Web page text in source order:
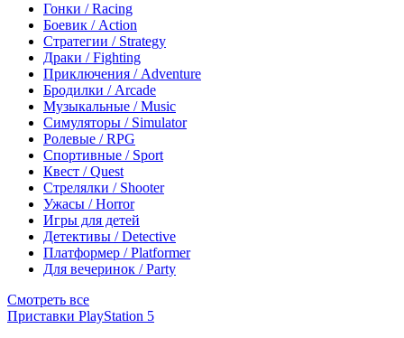
Гонки / Racing
Боевик / Action
Стратегии / Strategy
Драки / Fighting
Приключения / Adventure
Бродилки / Arcade
Музыкальные / Music
Симуляторы / Simulator
Ролевые / RPG
Спортивные / Sport
Квест / Quest
Стрелялки / Shooter
Ужасы / Horror
Игры для детей
Детективы / Detective
Платформер / Platformer
Для вечеринок / Party
Смотреть все
Приставки PlayStation 5